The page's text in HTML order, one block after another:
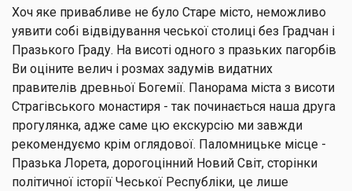
Хоч яке привабливе не було Старе місто, неможливо
уявити собі відвідування чеської столиці без Градчан і
Празького Граду. На висоті одного з празьких пагорбів
Ви оціните велич і розмах задумів видатних
правителів древньої Богемії. Панорама міста з висоти
Страгівського монастиря - так починається наша друга
прогулянка, адже саме цю екскурсію ми завжди
рекомендуємо крім оглядової. Паломницьке місце -
Празька Лорета, дорогоцінний Новий Світ, сторінки
політичної історії Чеської Республіки, це лише